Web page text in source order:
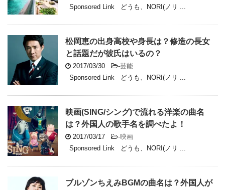
Sponsored Link どうも、NORI(ノリ ...
松岡恵の出身高校や身長は？修造の長女
と話題だが彼氏はいるの？
2017/03/30 -芸能
Sponsored Link どうも、NORI(ノリ ...
映画(SING/シング)で流れる洋楽の曲名
は？外国人の歌手名を調べたよ！
2017/03/17 -映画
Sponsored Link どうも、NORI(ノリ ...
ブルゾンちえみBGMの曲名は？外国人が